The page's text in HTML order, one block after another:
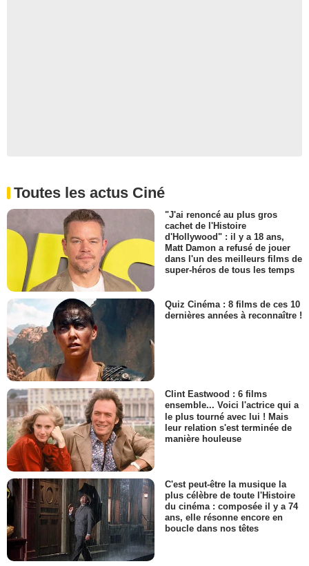
Toutes les actus Ciné
"J'ai renoncé au plus gros
cachet de l'Histoire
d'Hollywood" : il y a 18 ans,
Matt Damon a refusé de jouer
dans l'un des meilleurs films de
super-héros de tous les temps
Quiz Cinéma : 8 films de ces 10
dernières années à reconnaître !
Clint Eastwood : 6 films
ensemble... Voici l'actrice qui a
le plus tourné avec lui ! Mais
leur relation s'est terminée de
manière houleuse
C'est peut-être la musique la
plus célèbre de toute l'Histoire
du cinéma : composée il y a 74
ans, elle résonne encore en
boucle dans nos têtes